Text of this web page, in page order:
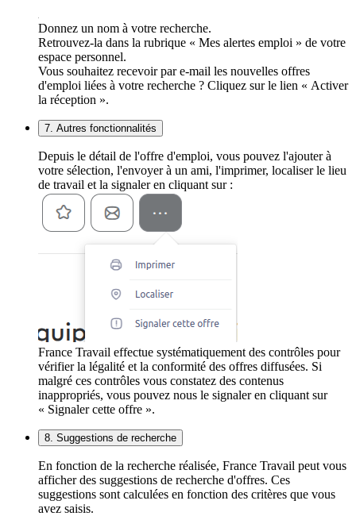
Donnez un nom à votre recherche.
Retrouvez-la dans la rubrique « Mes alertes emploi » de votre
espace personnel.
Vous souhaitez recevoir par e-mail les nouvelles offres
d'emploi liées à votre recherche ? Cliquez sur le lien « Activer
la réception ».
7. Autres fonctionnalités
Depuis le détail de l'offre d'emploi, vous pouvez l'ajouter à
votre sélection, l'envoyer à un ami, l'imprimer, localiser le lieu
de travail et la signaler en cliquant sur :
France Travail effectue systématiquement des contrôles pour
vérifier la légalité et la conformité des offres diffusées. Si
malgré ces contrôles vous constatez des contenus
inappropriés, vous pouvez nous le signaler en cliquant sur
« Signaler cette offre ».
8. Suggestions de recherche
En fonction de la recherche réalisée, France Travail peut vous
afficher des suggestions de recherche d'offres. Ces
suggestions sont calculées en fonction des critères que vous
avez saisis.